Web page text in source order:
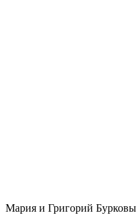
Мария и Григорий Бурковы